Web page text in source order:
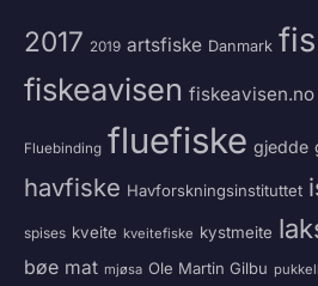
2017 2019 artsfiske Danmark
fiskeavisen fiskeavisen.no
Fluebinding fluefiske gjedde
havfiske Havforskningsinstituttet
spises kveite kveitefiske kystmeite
bøe mat mjøsa Ole Martin Gilbu